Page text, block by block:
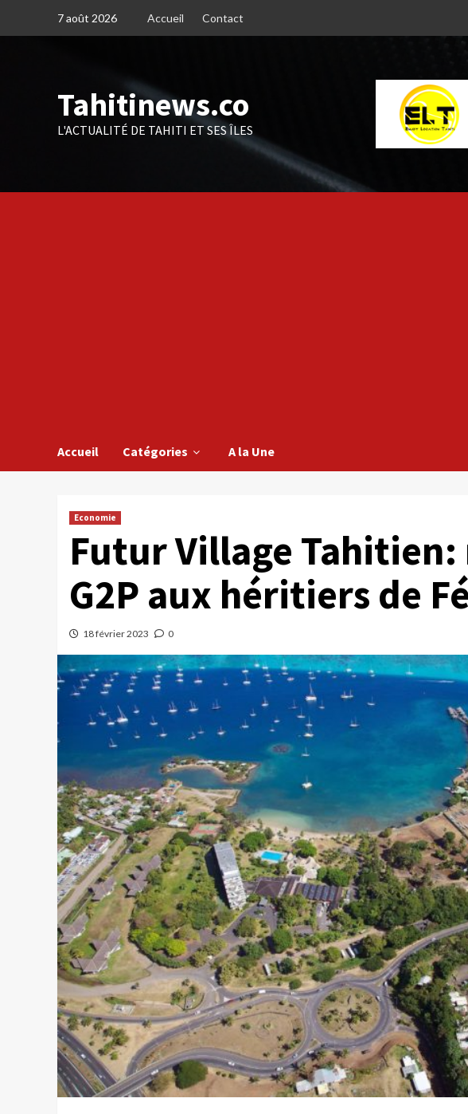
7 août 2026 Accueil Contact
Tahitinews.co
L'ACTUALITÉ DE TAHITI ET SES ÎLES
Accueil Catégories A la Une
Economie
Futur Village Tahitien:
G2P aux héritiers de
18 février 2023 0